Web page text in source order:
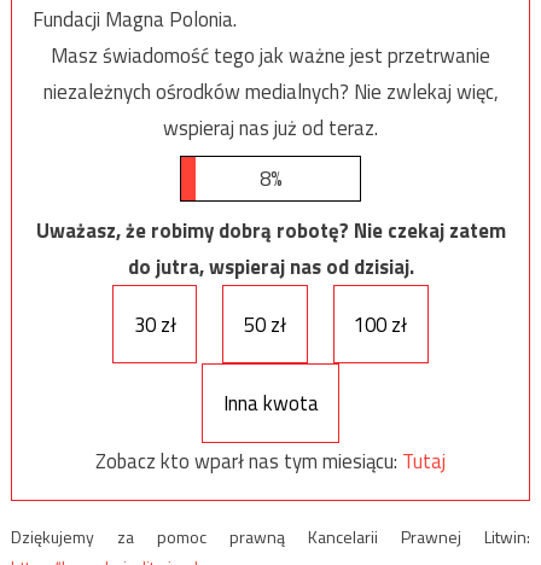
Fundacji Magna Polonia.
Masz świadomość tego jak ważne jest przetrwanie
niezależnych ośrodków medialnych? Nie zwlekaj więc,
wspieraj nas już od teraz.
8%
Uważasz, że robimy dobrą robotę? Nie czekaj zatem
do jutra, wspieraj nas od dzisiaj.
30 zł
50 zł 100 zł
Inna kwota
Zobacz kto wparł nas tym miesiącu: Tutaj
Dziękujemy za pomoc prawną Kancelarii Prawnej Litwin: